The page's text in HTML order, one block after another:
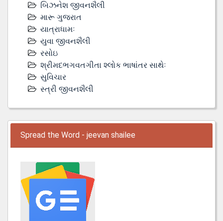
બિઝનેશ જીવનશૈલી
મારૂ ગુજરાત
યાત્રાધામઃ
યુવા જીવનશૈલી
રસોઇ
શ્રીમદભગવતગીતા શ્લોક ભાષાંતર સાથેઃ
સુવિચાર
સ્ત્રી જીવનશૈલી
Spread the Word - jeevan shailee